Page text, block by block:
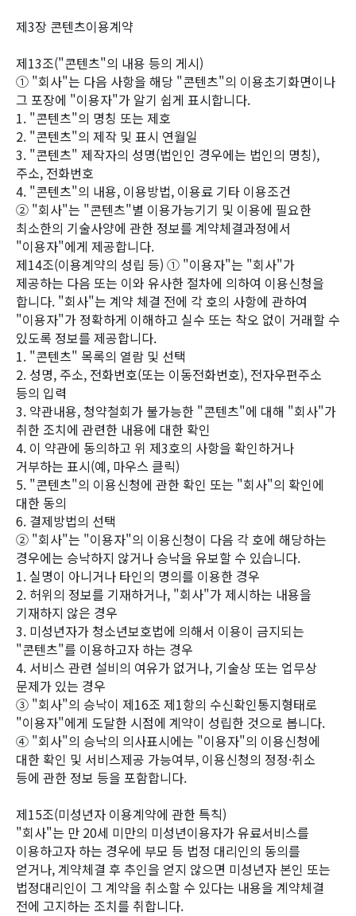
제3장 콘텐츠이용계약
제13조("콘텐츠"의 내용 등의 게시)
① "회사"는 다음 사항을 해당 "콘텐츠"의 이용초기화면이나
그 포장에 "이용자"가 알기 쉽게 표시합니다.
1. "콘텐츠"의 명칭 또는 제호
2. "콘텐츠"의 제작 및 표시 연월일
3. "콘텐츠" 제작자의 성명(법인인 경우에는 법인의 명칭),
주소, 전화번호
4. "콘텐츠"의 내용, 이용방법, 이용료 기타 이용조건
② "회사"는 "콘텐츠"별 이용가능기기 및 이용에 필요한
최소한의 기술사양에 관한 정보를 계약체결과정에서
"이용자"에게 제공합니다.
제14조(이용계약의 성립 등) ① "이용자"는 "회사"가
제공하는 다음 또는 이와 유사한 절차에 의하여 이용신청을
합니다. "회사"는 계약 체결 전에 각 호의 사항에 관하여
"이용자"가 정확하게 이해하고 실수 또는 착오 없이 거래할 수
있도록 정보를 제공합니다.
1. "콘텐츠" 목록의 열람 및 선택
2. 성명, 주소, 전화번호(또는 이동전화번호), 전자우편주소
등의 입력
3. 약관내용, 청약철회가 불가능한 "콘텐츠"에 대해 "회사"가
취한 조치에 관련한 내용에 대한 확인
4. 이 약관에 동의하고 위 제3호의 사항을 확인하거나
거부하는 표시(예, 마우스 클릭)
5. "콘텐츠"의 이용신청에 관한 확인 또는 "회사"의 확인에
대한 동의
6. 결제방법의 선택
② "회사"는 "이용자"의 이용신청이 다음 각 호에 해당하는
경우에는 승낙하지 않거나 승낙을 유보할 수 있습니다.
1. 실명이 아니거나 타인의 명의를 이용한 경우
2. 허위의 정보를 기재하거나, "회사"가 제시하는 내용을
기재하지 않은 경우
3. 미성년자가 청소년보호법에 의해서 이용이 금지되는
"콘텐츠"를 이용하고자 하는 경우
4. 서비스 관련 설비의 여유가 없거나, 기술상 또는 업무상
문제가 있는 경우
③ "회사"의 승낙이 제16조 제1항의 수신확인통지형태로
"이용자"에게 도달한 시점에 계약이 성립한 것으로 봅니다.
④ "회사"의 승낙의 의사표시에는 "이용자"의 이용신청에
대한 확인 및 서비스제공 가능여부, 이용신청의 정정·취소
등에 관한 정보 등을 포함합니다.
제15조(미성년자 이용계약에 관한 특칙)
"회사"는 만 20세 미만의 미성년이용자가 유료서비스를
이용하고자 하는 경우에 부모 등 법정 대리인의 동의를
얻거나, 계약체결 후 추인을 얻지 않으면 미성년자 본인 또는
법정대리인이 그 계약을 취소할 수 있다는 내용을 계약체결
전에 고지하는 조치를 취합니다.